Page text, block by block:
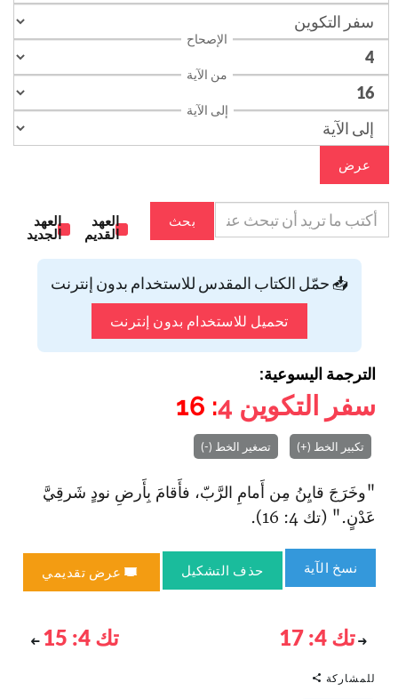
الإصحاح
من الآية
إلى الآية
عرض
بحث
العهد
القديم
العهد
الجديد
📥 حمّل الكتاب المقدس للاستخدام بدون إنترنت
تحميل للاستخدام بدون إنترنت
الترجمة اليسوعية:
سفر التكوين 4
: 16
تكبير الخط (+) تصغير الخط (-)
"وخَرَجَ قايِنُ مِن أَمامِ الرَّبّ، فأَقامَ بِأَرضِ نودٍ شَرقِيَّ
عَدْنٍ." (تك 4: 16).
نسخ الآية حذف التشكيل عرض تقديمي
تك 4: 17 تك 4: 15
للمشاركة